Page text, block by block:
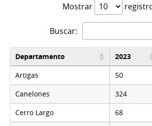
Mostrar
Buscar:
Departamento 2023
Artigas 50
Canelones 324
Cerro Largo 68